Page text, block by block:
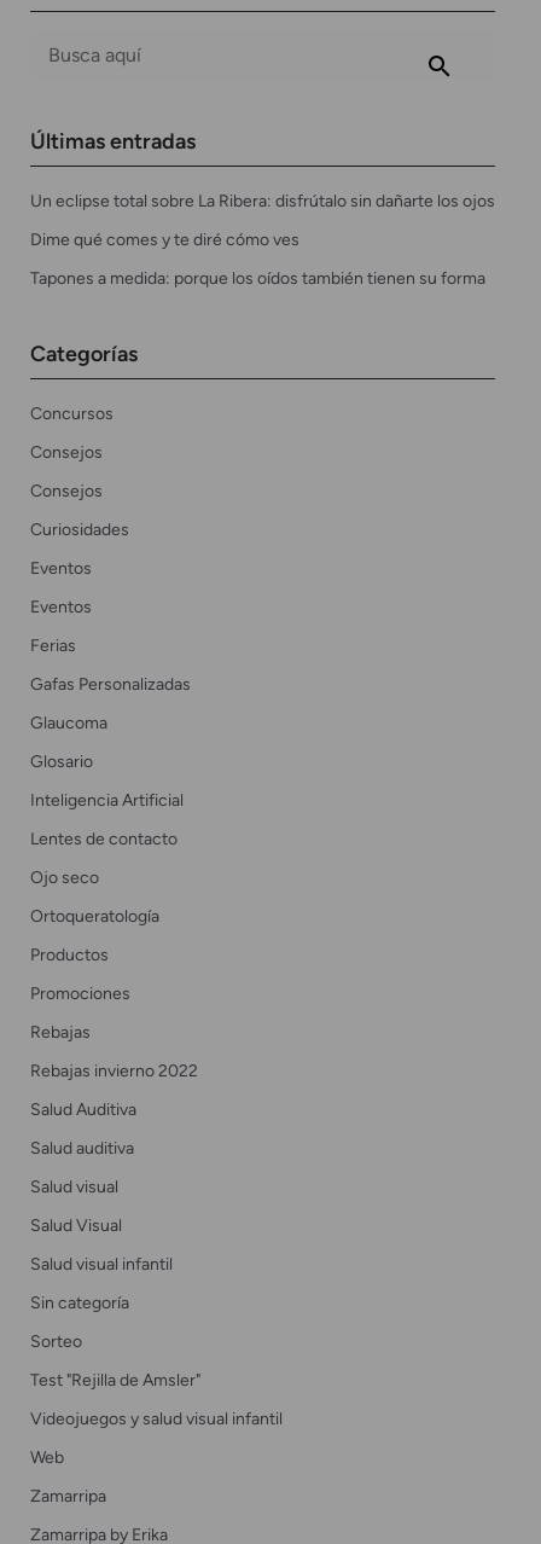
Últimas entradas
Un eclipse total sobre La Ribera: disfrútalo sin dañarte los ojos
Dime qué comes y te diré cómo ves
Tapones a medida: porque los oídos también tienen su forma
Categorías
Concursos
Consejos
Consejos
Curiosidades
Eventos
Eventos
Ferias
Gafas Personalizadas
Glaucoma
Glosario
Inteligencia Artificial
Lentes de contacto
Ojo seco
Ortoqueratología
Productos
Promociones
Rebajas
Rebajas invierno 2022
Salud Auditiva
Salud auditiva
Salud visual
Salud Visual
Salud visual infantil
Sin categoría
Sorteo
Test "Rejilla de Amsler"
Videojuegos y salud visual infantil
Web
Zamarripa
Zamarripa by Erika